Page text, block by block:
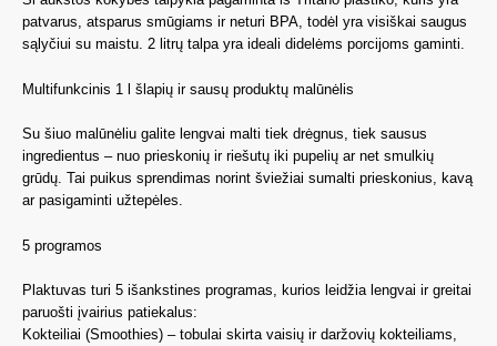
patvarus, atsparus smūgiams ir neturi BPA, todėl yra visiškai saugus
sąlyčiui su maistu. 2 litrų talpa yra ideali didelėms porcijoms gaminti.
Multifunkcinis 1 l šlapių ir sausų produktų malūnėlis
Su šiuo malūnėliu galite lengvai malti tiek drėgnus, tiek sausus
ingredientus – nuo prieskonių ir riešutų iki pupelių ar net smulkių
grūdų. Tai puikus sprendimas norint šviežiai sumalti prieskonius, kavą
ar pasigaminti užtepėles.
5 programos
Plaktuvas turi 5 išankstines programas, kurios leidžia lengvai ir greitai
paruošti įvairius patiekalus:
Kokteiliai (Smoothies) – tobulai skirta vaisių ir daržovių kokteiliams,